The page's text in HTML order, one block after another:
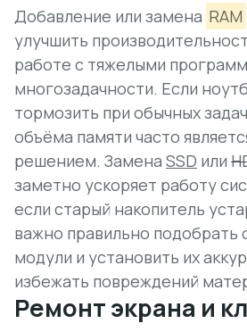
Добавление или замена RAM
улучшить
работе с тяжелыми
многозадачности. Если
тормозить при обычных
объёма памяти часто
решением. Замена SSD или
заметно ускоряет работу
если старый накопитель
важно правильно подобрать
модули и установить их
избежать повреждений
Ремонт экрана и